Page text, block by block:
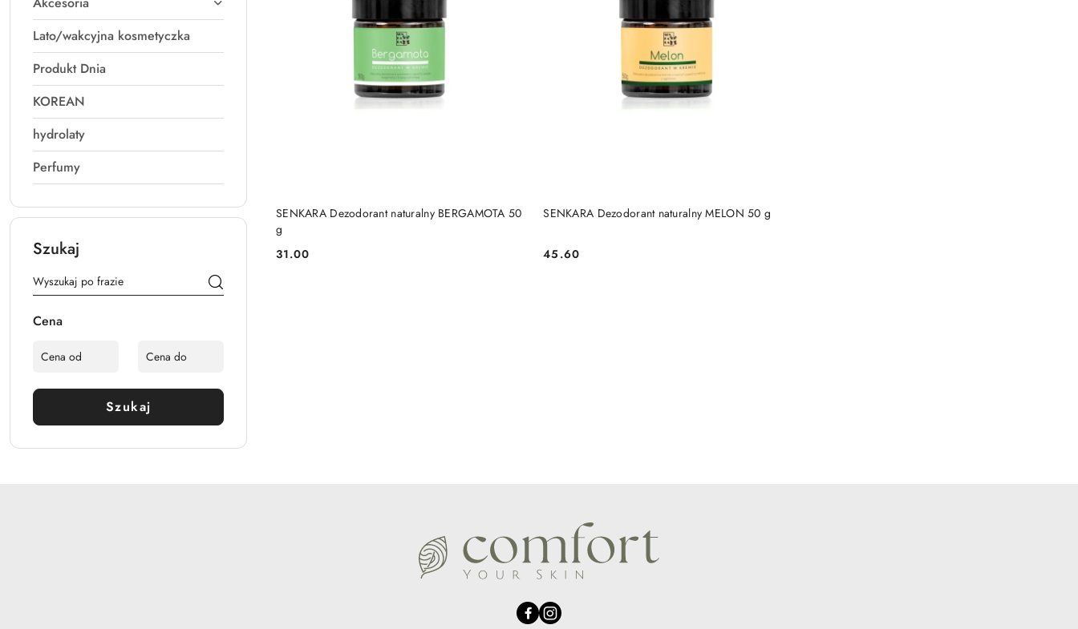
Lato/wakcyjna kosmetyczka
Produkt Dnia
KOREAN
hydrolaty
Perfumy
Szukaj
Cena
Szukaj
SENKARA Dezodorant naturalny BERGAMOTA 50
g
Cena:
31.00
DO KOSZYKA SENKARA Dezodorant naturalny MELON 50 g
Cena:
45.60
DO KOSZYKA